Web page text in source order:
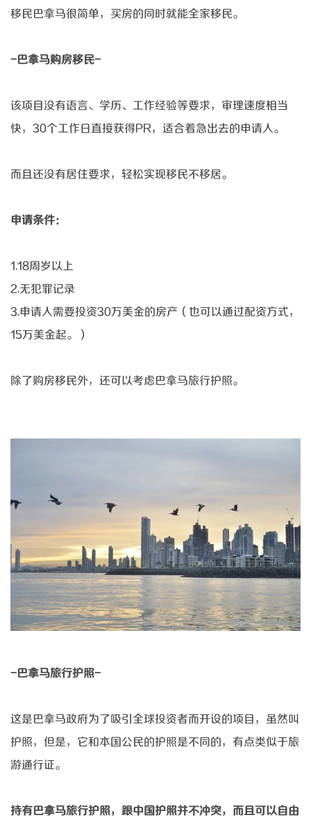
移民巴拿马很简单，买房的同时就能全家移民。
-巴拿马购房移民-
该项目没有语言、学历、工作经验等要求，审理速度相当
快， 30个工作日直接获得PR，适合着急出去的申请人。
而且还没有居住要求，轻松实现移民不移居。
申请条件：
1.18周岁以上
2.无犯罪记录
3.申请人需要投资30万美金的房产（也可以通过配资方式，
15万美金起。）
除了购房移民外，还可以考虑巴拿马旅行护照。
-巴拿马旅行护照-
这是巴拿马政府为了吸引全球投资者而开设的项目，虽然叫
护照，但是，它和本国公民的护照是不同的，有点类似于旅
游通行证。
持有巴拿马旅行护照，跟中国护照并不冲突，而且可以自由